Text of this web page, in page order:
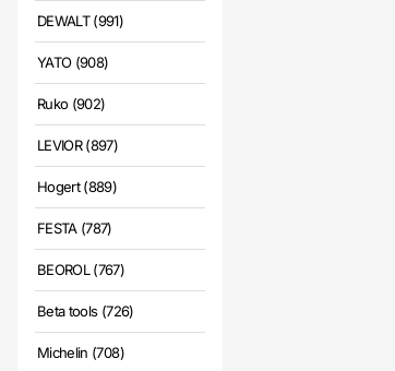
DEWALT (991)
YATO (908)
Ruko (902)
LEVIOR (897)
Hogert (889)
FESTA (787)
BEOROL (767)
Beta tools (726)
Michelin (708)